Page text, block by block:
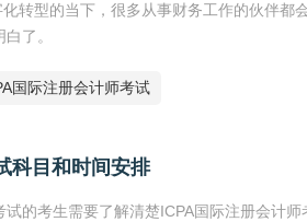
转型的当下，很多从事财务工作的伙伴都
了。
国际注册会计师考试
科目和时间安排
的考生需要了解清楚ICPA国际注册会计